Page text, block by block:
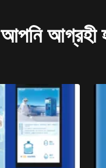
আপনি আগ্রহী